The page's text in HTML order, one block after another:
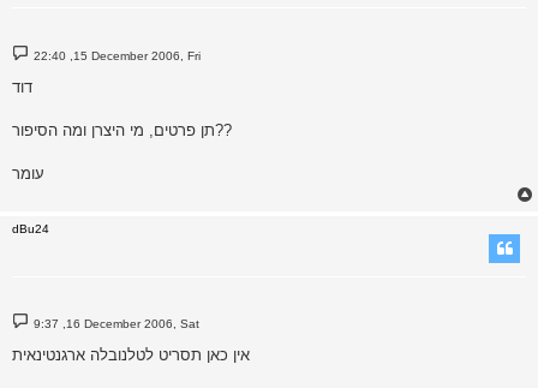
P
o
t
22:40 ,15 December 2006, Fri
דוד
תן פרטים, מי היצרן ומה הסיפור??
עומר
dBu24
P
o
t
9:37 ,16 December 2006, Sat
אין כאן תסריט לטלנובלה ארגנטינאית